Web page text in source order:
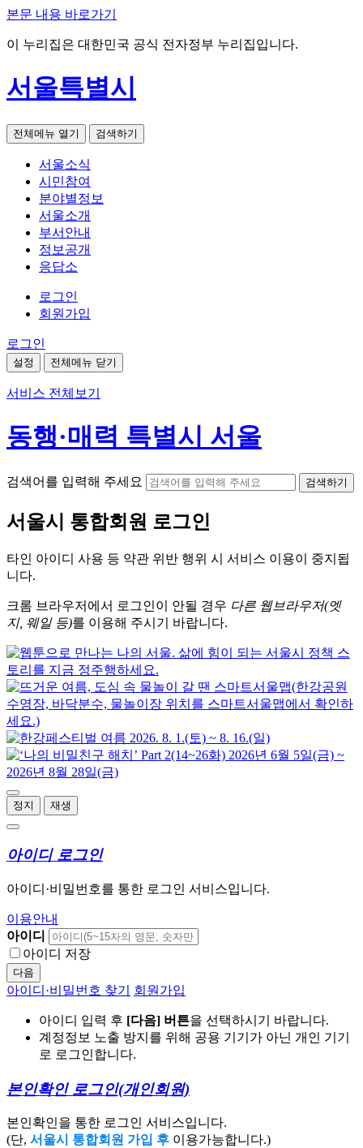
본문 내용 바로가기
이 누리집은 대한민국 공식 전자정부 누리집입니다.
서울특별시
전체메뉴 열기 검색하기
서울소식
시민참여
분야별정보
서울소개
부서안내
정보공개
응답소
로그인
회원가입
로그인
설정 전체메뉴 닫기
서비스 전체보기
동행·매력 특별시 서울
검색어를 입력해 주세요 검색하기
서울시 통합회원 로그인
타인 아이디 사용 등 약관 위반 행위 시 서비스 이용이 중지됩
니다.
크롬 브라우저에서 로그인이 안될 경우 다른 웹브라우저(엣
지, 웨일 등)를 이용해 주시기 바랍니다.
정지 재생
아이디 로그인
아이디·비밀번호를 통한 로그인 서비스입니다.
이용안내
아이디
아이디 저장
다음
아이디·비밀번호 찾기 회원가입
아이디 입력 후 [다음] 버튼을 선택하시기 바랍니다.
계정정보 노출 방지를 위해 공용 기기가 아닌 개인 기기
로 로그인합니다.
본인확인 로그인(개인회원)
본인확인을 통한 로그인 서비스입니다.
(단, 서울시 통합회원 가입 후 이용가능합니다.)